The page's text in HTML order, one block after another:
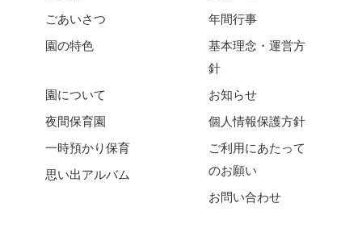
ごあいさつ
園の特色
年間行事
基本理念・運営方
針
園について
夜間保育園
一時預かり保育
思い出アルバム
お知らせ
個人情報保護方針
ご利用にあたって
のお願い
お問い合わせ